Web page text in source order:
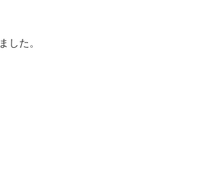
た。